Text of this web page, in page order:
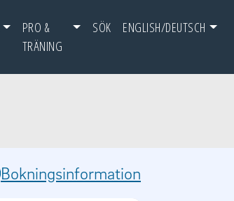
PRO &
TRÄNING
SÖK ENGLISH/DEUTSCH
Bokningsinformation